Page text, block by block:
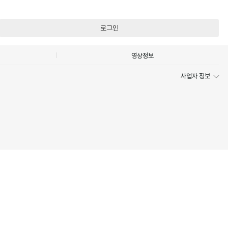
로그인
영상정보
사업자 정보